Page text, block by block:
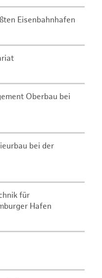
Eisenbahnhafen
Oberbau bei
bei der
für
Hafen